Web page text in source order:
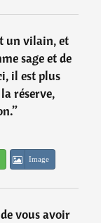
un vilain, et
sage et de
il est plus
réserve,
”
Image
vous avoir